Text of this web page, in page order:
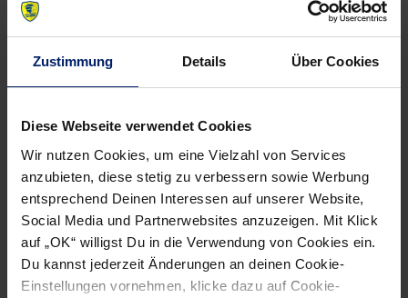
Zustimmung Details Über Cookies
Diese Webseite verwendet Cookies
Wir nutzen Cookies, um eine Vielzahl von Services
anzubieten, diese stetig zu verbessern sowie Werbung
entsprechend Deinen Interessen auf unserer Website,
Social Media und Partnerwebsites anzuzeigen. Mit Klick
auf „OK“ willigst Du in die Verwendung von Cookies ein.
Du kannst jederzeit Änderungen an deinen Cookie-
Einstellungen vornehmen, klicke dazu auf Cookie-
der Fremde gäbe, Balingen-Weilstetten würde dort
Flensburg-Handewitt auftauchen. „Es ist immer schwer,
Langzeitverletzten Marius Steinhauser (Kreuzbandriss) und
Zarko Sesum (u.a. Kreuzbandriss) auch auf Oliver Roggisch
(Fraktur des Speichenköpfchens im linken Ellenbogen)
verzichten muss. Die „Gallier von der Alb“ starten nach
Platz 13 in der Vorsaison inklusive eines neuen
Punkterekords ambitioniert in die Saison, schielen in der
Tabelle nach oben. Zur Euphorie beigetragen hat auch die
Rückkehr von Spielmacher Martin Strobel (zuletzt TBV